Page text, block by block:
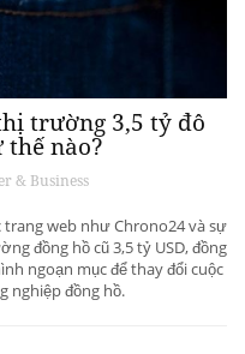
trường 3,5 tỷ đô
nào?
& Business
web như Chrono24 và sự
đồng hồ cũ 3,5 tỷ USD, đồng
ngoạn mục để thay đổi cuộc
nghiệp đồng hồ.